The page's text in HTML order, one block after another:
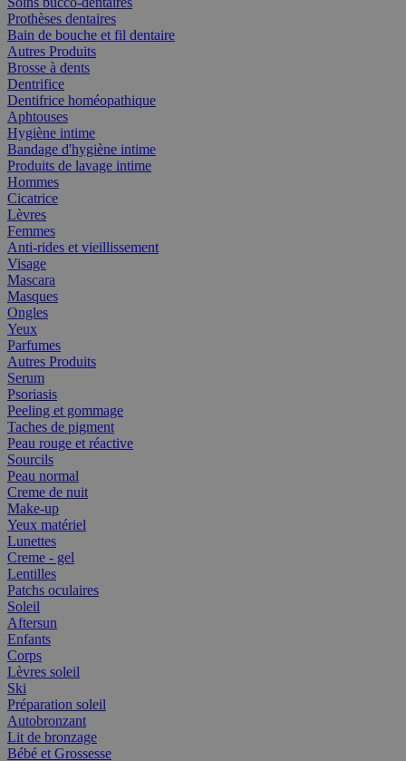
Prothèses dentaires
Bain de bouche et fil dentaire
Autres Produits
Brosse à dents
Dentrifice
Dentifrice homéopathique
Aphtouses
Hygiène intime
Bandage d'hygiène intime
Produits de lavage intime
Hommes
Cicatrice
Lèvres
Femmes
Anti-rides et vieillissement
Visage
Mascara
Masques
Ongles
Yeux
Parfumes
Autres Produits
Serum
Psoriasis
Peeling et gommage
Taches de pigment
Peau rouge et réactive
Sourcils
Peau normal
Creme de nuit
Make-up
Yeux matériel
Lunettes
Creme - gel
Lentilles
Patchs oculaires
Soleil
Aftersun
Enfants
Corps
Lèvres soleil
Ski
Préparation soleil
Autobronzant
Lit de bronzage
Bébé et Grossesse